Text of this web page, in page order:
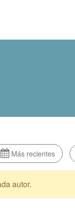
Más recientes
autor.